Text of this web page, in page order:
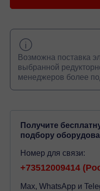
Возможна поставка
выбранной
менеджеров более
Получите
подбору
Номер для связи:
+73512009414
Max, WhatsApp и